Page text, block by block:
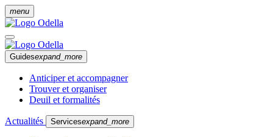
menu
Guidesexpand_more
Anticiper et accompagner
Trouver et organiser
Deuil et formalités
Actualités Servicesexpand_more